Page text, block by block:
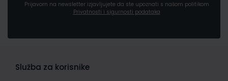
Prijavom na newsletter izjavljujete da ste upoznati s našom politikom
Privatnosti i sigurnosti podataka
Služba za korisnike